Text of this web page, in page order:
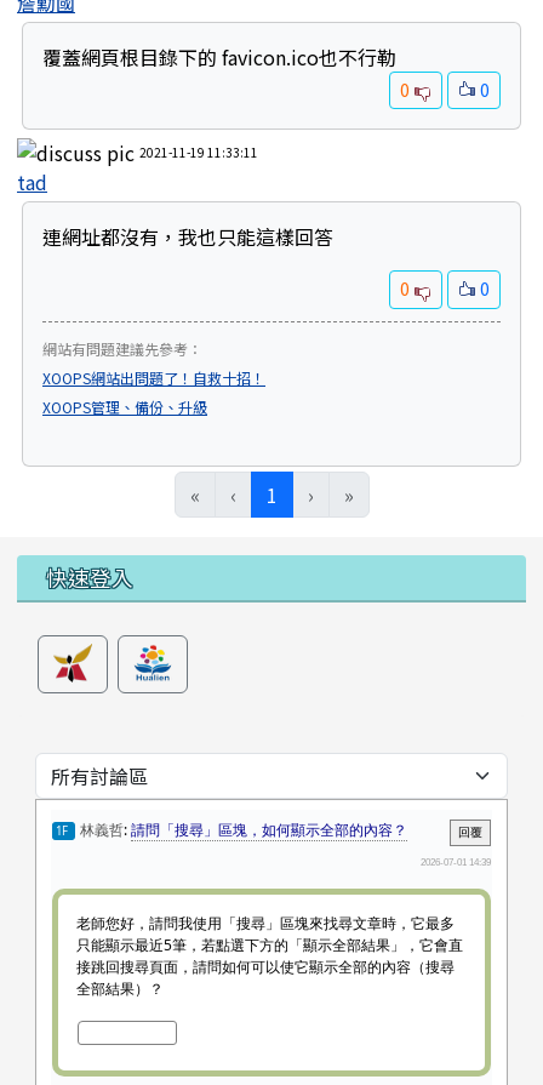
覆蓋網頁根目錄下的 favicon.ico也不行勒
0 0
2021-11-19 11:33:11
tad
連網址都沒有，我也只能這樣回答
0 0
網站有問題建議先參考：
XOOPS網站出問題了！自救十招！
XOOPS管理、備份、升級
« ‹ 1 (目前頁次)
› »
左邊區域內容
快速登入